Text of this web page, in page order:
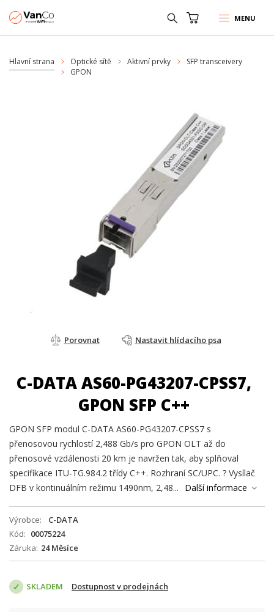
MENU
Hlavní strana Optické sítě Aktivní prvky
SFP transceivery
GPON
Porovnat Nastavit hlídacího psa
C-DATA AS60-PG43207-CPSS7,
GPON SFP C++
GPON SFP modul C-DATA AS60-PG43207-CPSS7 s
přenosovou rychlostí 2,488 Gb/s pro GPON OLT až do
přenosové vzdálenosti 20 km je navržen tak, aby splňoval
specifikace ITU-TG.984.2 třídy C++. Rozhraní SC/UPC. ? Vysílač
DFB v kontinuálním režimu 1490nm, 2,48...
Další informace
Výrobce
C-DATA
Kód
00075224
Záruka 24 Měsíce
SKLADEM Dostupnost v prodejnách